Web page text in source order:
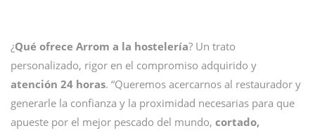
¿Qué ofrece Arrom a la hostelería? Un trato
personalizado, rigor en el compromiso adquirido y
atención 24 horas. “Queremos acercarnos al restaurador y
generarle la confianza y la proximidad necesarias para que
apueste por el mejor pescado del mundo, cortado,